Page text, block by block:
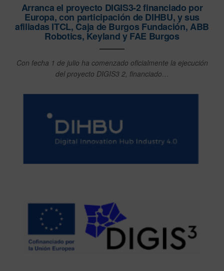
Arranca el proyecto DIGIS3-2 financiado por
Europa, con participación de DIHBU, y sus
afiliadas ITCL, Caja de Burgos Fundación, ABB
Robotics, Keyland y FAE Burgos
Con fecha 1 de julio ha comenzado oficialmente la ejecución
del proyecto DIGIS3 2, financiado…